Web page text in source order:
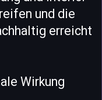
und die
erreicht
Wirkung